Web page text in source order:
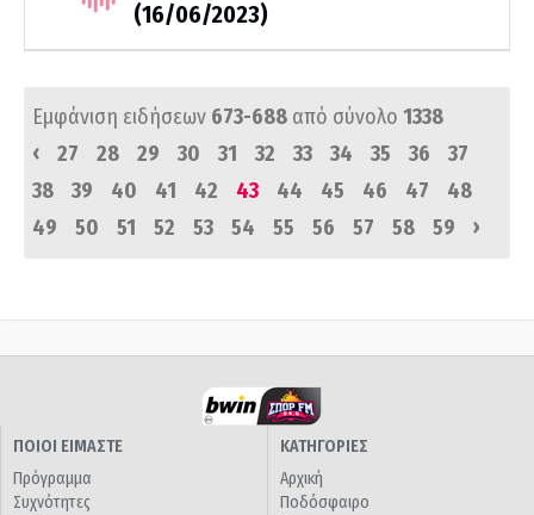
(16/06/2023)
Εμφάνιση ειδήσεων 673-688 από σύνολο 1338
‹
27 28 29 30 31 32 33 34 35 36
37
38
39 40 41 42 43 44 45 46 47
48
49
50 51 52 53 54 55 56 57 58 59 ›
ΠΟΙΟΙ ΕΙΜΑΣΤΕ
Πρόγραμμα
Συχνότητες
ΚΑΤΗΓΟΡΙΕΣ
Αρχική
Ποδόσφαιρο